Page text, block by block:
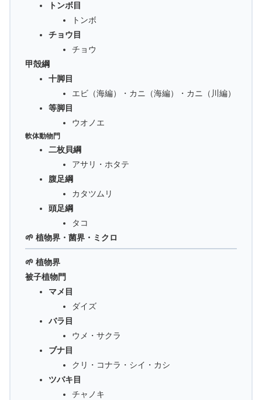
トンボ目
トンボ
チョウ目
チョウ
甲殻綱
十脚目
エビ（海編）・カニ（海編）・カニ（川編）
等脚目
ウオノエ
軟体動物門
二枚貝綱
アサリ・ホタテ
腹足綱
カタツムリ
頭足綱
タコ
🌱 植物界・菌界・ミクロ
🌱 植物界
被子植物門
マメ目
ダイズ
バラ目
ウメ・サクラ
ブナ目
クリ・コナラ・シイ・カシ
ツバキ目
チャノキ